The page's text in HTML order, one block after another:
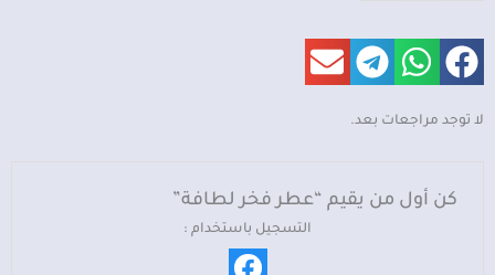
لطافة
لا توجد مراجعات بعد.
كن أول من يقيم “عطر فخر لطافة”
التسجيل باستخدام :